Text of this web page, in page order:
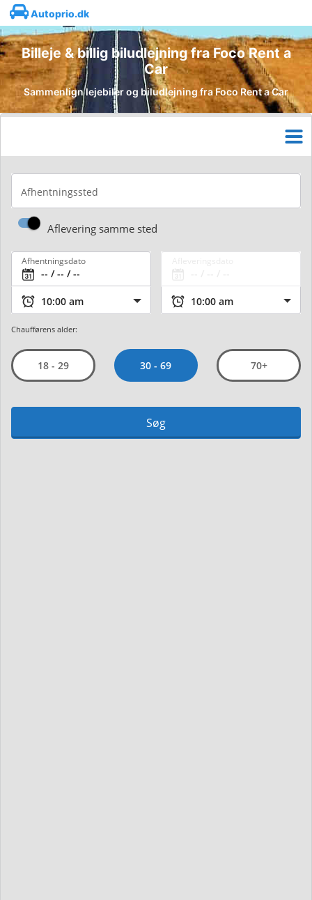
Autoprio.dk
Billeje & billig biludlejning fra Foco Rent a
Car
Sammenlign lejebiler og biludlejning fra Foco Rent a Car
Afhentningssted
Aflevering samme sted
Afhentningsdato
Chaufførens alder:
18 - 29 30 - 69 70+
Søg